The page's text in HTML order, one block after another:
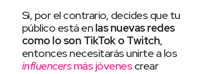
Si, por el contrario, decides que tu
público está en las nuevas redes
como lo son TikTok o Twitch,
entonces necesitarás unirte a los
influencersmás jóvenes crear